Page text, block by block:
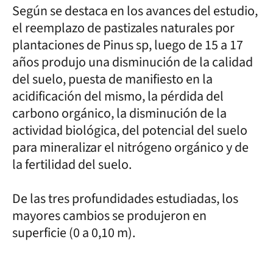
Según se destaca en los avances del estudio,
el reemplazo de pastizales naturales por
plantaciones de Pinus sp, luego de 15 a 17
años produjo una disminución de la calidad
del suelo, puesta de manifiesto en la
acidificación del mismo, la pérdida del
carbono orgánico, la disminución de la
actividad biológica, del potencial del suelo
para mineralizar el nitrógeno orgánico y de
la fertilidad del suelo.
De las tres profundidades estudiadas, los
mayores cambios se produjeron en
superficie (0 a 0,10 m).